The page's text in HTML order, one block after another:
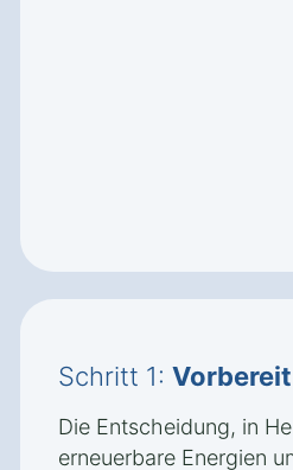
Schritt 1:
Die Entscheidung, in
erneuerbare Energien